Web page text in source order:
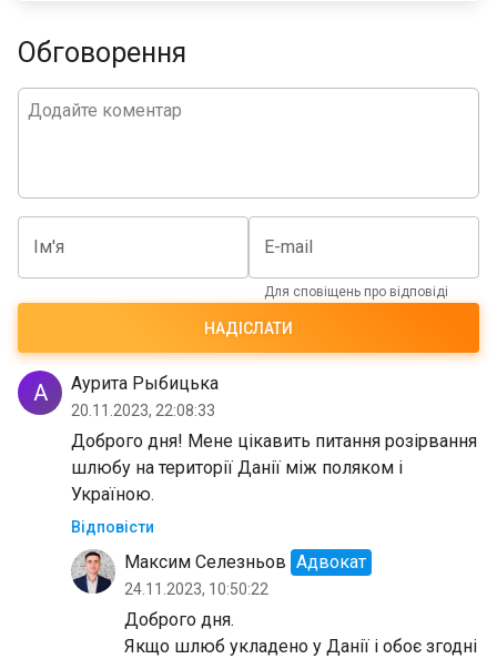
Обговорення
Ім'я E-mail
Для сповіщень про відповіді
НАДІСЛАТИ
А Аурита Рыбицька
20.11.2023, 22:08:33
Доброго дня! Мене цікавить питання розірвання
шлюбу на території Данії між поляком і
Україною.
Відповісти
Максим Селезньов Адвокат
24.11.2023, 10:50:22
Доброго дня.
Якщо шлюб укладено у Данії і обоє згодні